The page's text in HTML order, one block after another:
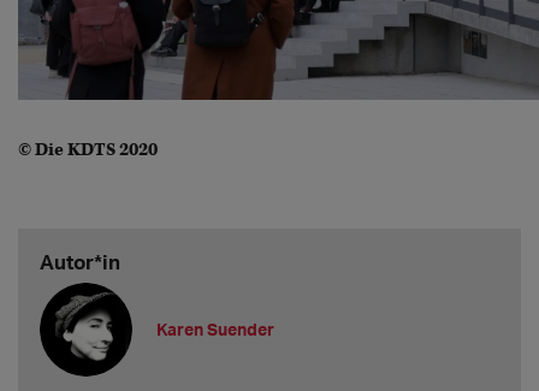
© Die KDTS 2020
Autor*in
Karen Suender